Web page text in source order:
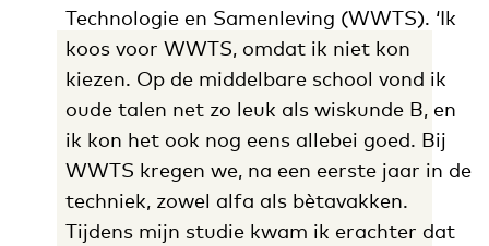
Technologie en Samenleving (WWTS). ‘Ik
koos voor WWTS, omdat ik niet kon
kiezen. Op de middelbare school vond ik
oude talen net zo leuk als wiskunde B, en
ik kon het ook nog eens allebei goed. Bij
WWTS kregen we, na een eerste jaar in de
techniek, zowel alfa als bètavakken.
Tijdens mijn studie kwam ik erachter dat